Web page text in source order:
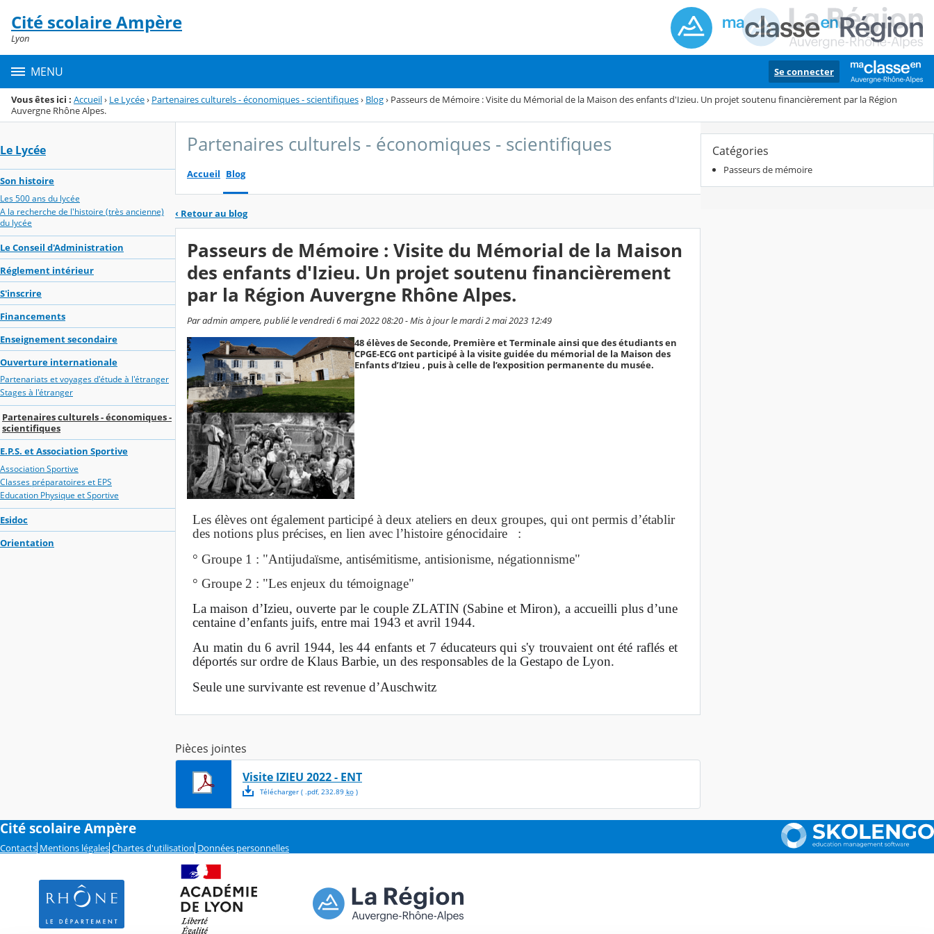
Menu de la rubrique
Contenu
Cité scolaire Ampère
Lyon
MENU Se connecter
Vous êtes ici : Accueil› Le Lycée› Partenaires culturels - économiques - scientifiques› Blog› Passeurs de Mémoire : Visite du Mémorial de la Maison des enfants d'Izieu. Un projet soutenu financièrement par la Région
Auvergne Rhône Alpes.
Le Lycée
Son histoire
Les 500 ans du lycée
A la recherche de l'histoire (très ancienne)
du lycée
Le Conseil d'Administration
Réglement intérieur
S'inscrire
Financements
Enseignement secondaire
Ouverture internationale
Partenariats et voyages d'étude à l'étranger
Stages à l'étranger
Partenaires culturels - économiques -
scientifiques
E.P.S. et Association Sportive
Association Sportive
Classes préparatoires et EPS
Education Physique et Sportive
Esidoc
Orientation
Partenaires culturels - économiques - scientifiques
Accueil Blog
‹ Retour au blog
Passeurs de Mémoire : Visite du Mémorial de la Maison
des enfants d'Izieu. Un projet soutenu financièrement
par la Région Auvergne Rhône Alpes.
Par admin ampere, publié le vendredi 6 mai 2022 08:20 - Mis à jour le mardi 2 mai 2023 12:49
48 élèves de Seconde, Première et Terminale ainsi que des étudiants en
CPGE-ECG ont participé à la visite guidée du mémorial de la Maison des
Enfants d’Izieu , puis à celle de l’exposition permanente du musée.
Les élèves ont également participé à deux ateliers en deux groupes, qui ont permis d’établir
des notions plus précises, en lien avec l’histoire génocidaire :
° Groupe 1 : "Antijudaïsme, antisémitisme, antisionisme, négationnisme"
° Groupe 2 : "Les enjeux du témoignage"
La maison d’Izieu, ouverte par le couple ZLATIN (Sabine et Miron), a accueilli plus d’une
centaine d’enfants juifs, entre mai 1943 et avril 1944.
Au matin du 6 avril 1944, les 44 enfants et 7 éducateurs qui s'y trouvaient ont été raflés et
déportés sur ordre de Klaus Barbie, un des responsables de la Gestapo de Lyon.
Seule une survivante est revenue d’Auschwitz
Pièces jointes
Visite IZIEU 2022 - ENT
Télécharger( .pdf, 232.89 ko)
Catégories
Passeurs de mémoire
Cité scolaire Ampère
Contacts Mentions légales Chartes d'utilisation Données personnelles